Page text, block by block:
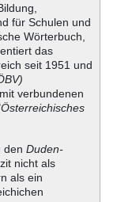
für Schulen und
Wörterbuch,
das
seit 1951 und
verbundenen
Österreichisches
den Duden-
nicht als
als ein